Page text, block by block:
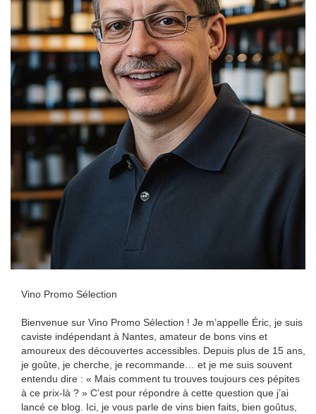
Vino Promo Sélection
Bienvenue sur Vino Promo Sélection ! Je m’appelle Éric, je suis
caviste indépendant à Nantes, amateur de bons vins et
amoureux des découvertes accessibles. Depuis plus de 15 ans,
je goûte, je cherche, je recommande… et je me suis souvent
entendu dire : « Mais comment tu trouves toujours ces pépites
à ce prix-là ? » C’est pour répondre à cette question que j’ai
lancé ce blog. Ici, je vous parle de vins bien faits, bien goûtus,